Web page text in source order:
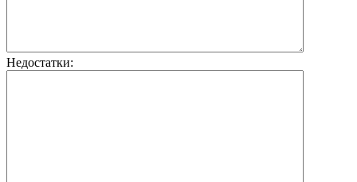
Недостатки: